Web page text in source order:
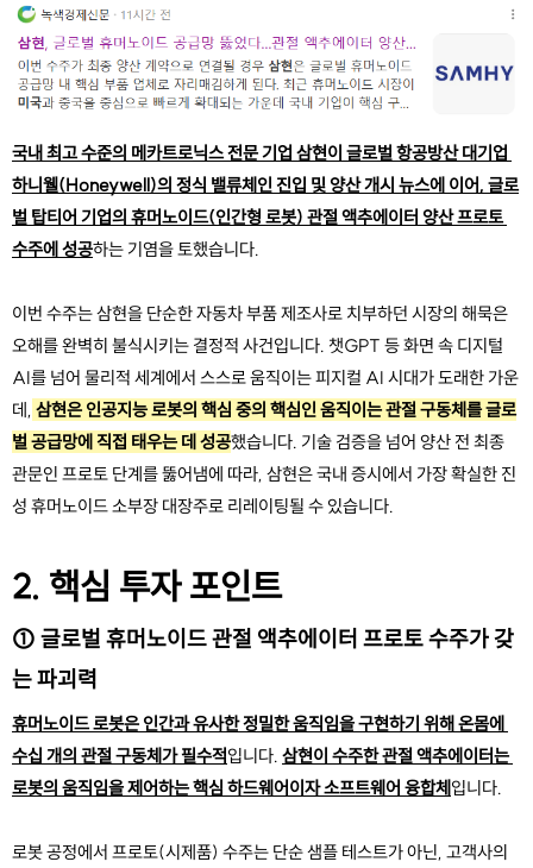
국내 최고 수준의 메카트로닉스 전문 기업 삼현이 글로벌 항공방산 대기업
하니웰(Honeywell)의 정식 밸류체인 진입 및 양산 개시 뉴스에 이어, 글로
벌 탑티어 기업의 휴머노이드(인간형 로봇) 관절 액추에이터 양산 프로토
수주에 성공하는 기염을 토했습니다.
이번 수주는 삼현을 단순한 자동차 부품 제조사로 치부하던 시장의 해묵은
오해를 완벽히 불식시키는 결정적 사건입니다. 챗GPT 등 화면 속 디지털
AI를 넘어 물리적 세계에서 스스로 움직이는 피지컬 AI 시대가 도래한 가운
데, 삼현은 인공지능 로봇의 핵심 중의 핵심인 움직이는 관절 구동체를 글로
벌 공급망에 직접 태우는 데 성공했습니다. 기술 검증을 넘어 양산 전 최종
관문인 프로토 단계를 뚫어냄에 따라, 삼현은 국내 증시에서 가장 확실한 진
성 휴머노이드 소부장 대장주로 리레이팅될 수 있습니다.
2. 핵심 투자 포인트
① 글로벌 휴머노이드 관절 액추에이터 프로토 수주가 갖
는 파괴력
휴머노이드 로봇은 인간과 유사한 정밀한 움직임을 구현하기 위해 온몸에
수십 개의 관절 구동체가 필수적입니다. 삼현이 수주한 관절 액추에이터는
로봇의 움직임을 제어하는 핵심 하드웨어이자 소프트웨어 융합체입니다.
로봇 공정에서 프로토(시제품) 수주는 단순 샘플 테스트가 아닌, 고객사의